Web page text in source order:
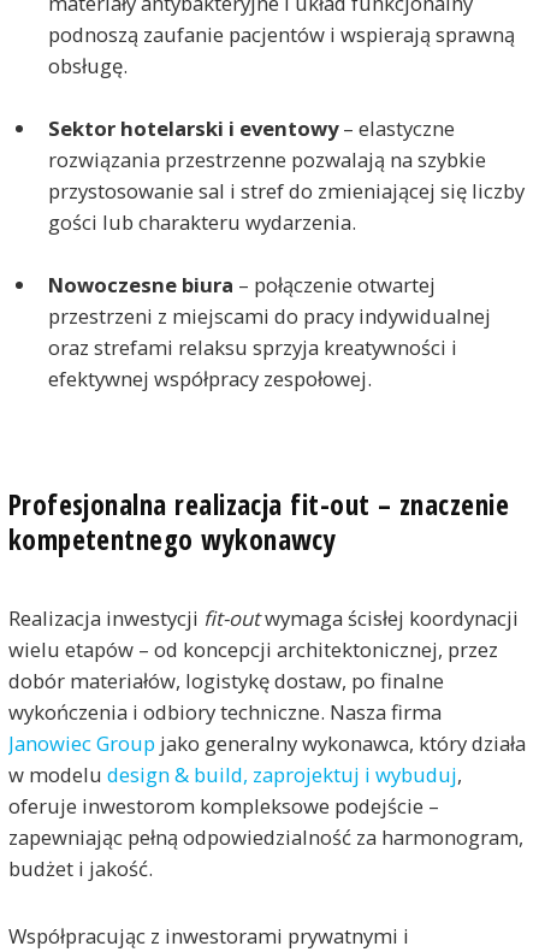
podnoszą zaufanie pacjentów i wspierają sprawną
obsługę.
Sektor hotelarski i eventowy– elastyczne
rozwiązania przestrzenne pozwalają na szybkie
przystosowanie sal i stref do zmieniającej się liczby
gości lub charakteru wydarzenia.
Nowoczesne biura – połączenie otwartej
przestrzeni z miejscami do pracy indywidualnej
oraz strefami relaksu sprzyja kreatywności i
efektywnej współpracy zespołowej.
Profesjonalna realizacja fit-out – znaczenie
kompetentnego wykonawcy
Realizacja inwestycji fit-outwymaga ścisłej koordynacji
wielu etapów – od koncepcji architektonicznej, przez
dobór materiałów, logistykę dostaw, po finalne
wykończenia i odbiory techniczne. Nasza firma
Janowiec Group jako generalny wykonawca, który działa
w modelu design & build, zaprojektuj i wybuduj,
oferuje inwestorom kompleksowe podejście –
zapewniając pełną odpowiedzialność za harmonogram,
budżet i jakość.
Współpracując z inwestorami prywatnymi i